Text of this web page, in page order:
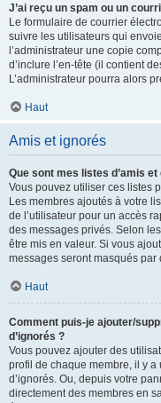
J’ai reçu un spam ou un
Le formulaire de courrier
suivre les utilisateurs qui
l’administrateur une copie
d’inclure l’en-tête (il contient
L’administrateur pourra alors
Haut
Amis et ignorés
Que sont mes listes d’amis et
Vous pouvez utiliser ces listes
Les membres ajoutés à votre
de l’utilisateur pour un accès
des messages privés. Selon
être mis en valeur. Si vous
messages seront masqués par
Haut
Comment puis-je ajouter/
d’ignorés ?
Vous pouvez ajouter des
profil de chaque membre, il y a
d’ignorés. Ou, depuis votre
directement des membres en